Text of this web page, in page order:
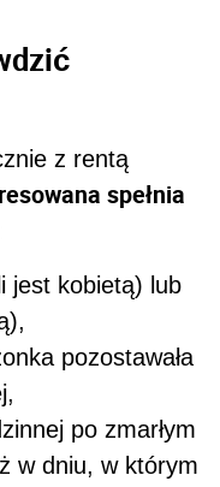
z rentą
spełnia
jest kobietą) lub
pozostawała
po zmarłym
w dniu, w którym